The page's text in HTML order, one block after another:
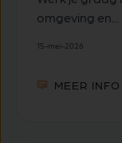
omgeving en...
15-mei-2026
MEER INFO